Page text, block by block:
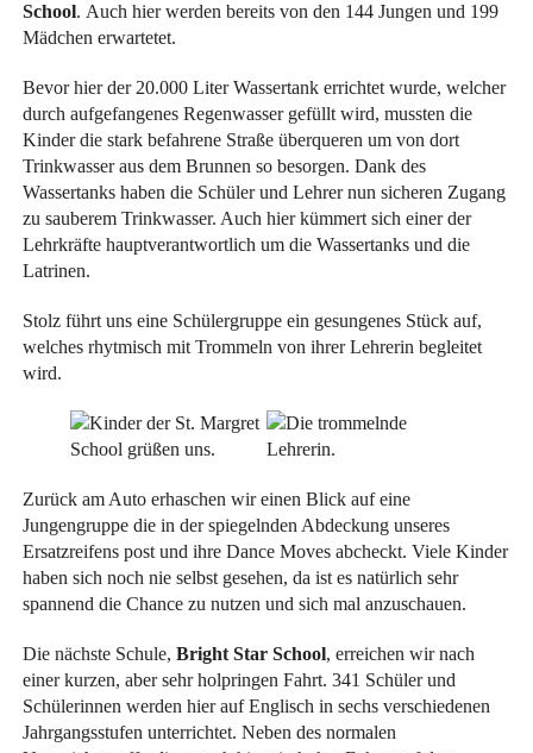
School. Auch hier werden bereits von den 144 Jungen und 199
Mädchen erwartetet.
Bevor hier der 20.000 Liter Wassertank errichtet wurde, welcher
durch aufgefangenes Regenwasser gefüllt wird, mussten die
Kinder die stark befahrene Straße überqueren um von dort
Trinkwasser aus dem Brunnen so besorgen. Dank des
Wassertanks haben die Schüler und Lehrer nun sicheren Zugang
zu sauberem Trinkwasser. Auch hier kümmert sich einer der
Lehrkräfte hauptverantwortlich um die Wassertanks und die
Latrinen.
Stolz führt uns eine Schülergruppe ein gesungenes Stück auf,
welches rhytmisch mit Trommeln von ihrer Lehrerin begleitet
wird.
Zurück am Auto erhaschen wir einen Blick auf eine
Jungengruppe die in der spiegelnden Abdeckung unseres
Ersatzreifens post und ihre Dance Moves abcheckt. Viele Kinder
haben sich noch nie selbst gesehen, da ist es natürlich sehr
spannend die Chance zu nutzen und sich mal anzuschauen.
Die nächste Schule, Bright Star School, erreichen wir nach
einer kurzen, aber sehr holpringen Fahrt. 341 Schüler und
Schülerinnen werden hier auf Englisch in sechs verschiedenen
Jahrgangsstufen unterrichtet. Neben des normalen